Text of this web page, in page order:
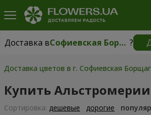
Доставка в Софиевская Борщаговка ?
Доставка вСофиевская Борщаговка
Доставка цветов в г. Софиевская
Купить Альстромерии
Cортировка: дешевые дорогие